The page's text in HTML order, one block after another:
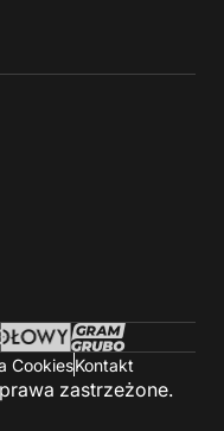
CookiesKontakt
zastrzeżone.